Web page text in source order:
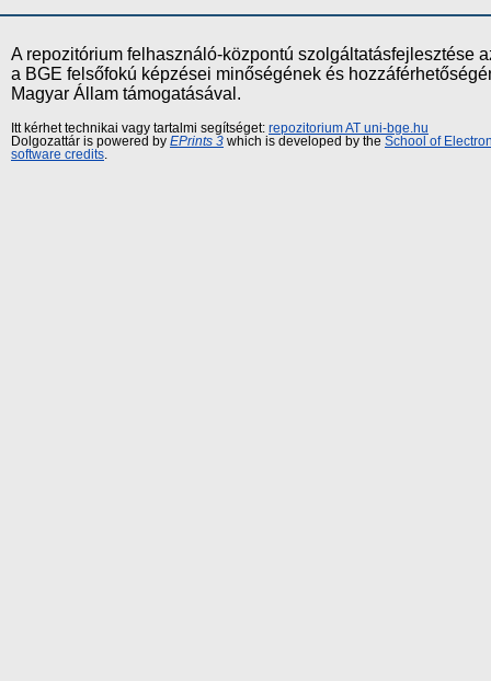
A repozitórium felhasználó-központú szolgáltatásfejlesztése
a BGE felsőfokú képzései minőségének és
Magyar Állam támogatásával.
Itt kérhet technikai vagy tartalmi segítséget: repozitorium AT uni-bge.hu
Dolgozattár is powered by EPrints 3 which is developed by the School of
software credits